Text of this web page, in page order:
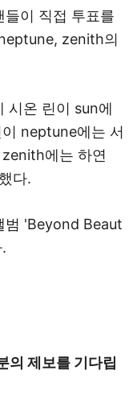
이 직접 투표를
zenith의
시온 린이 sun에
neptune에는 서
에는 하연
다.
범 'Beyond Beaut
의 제보를 기다립